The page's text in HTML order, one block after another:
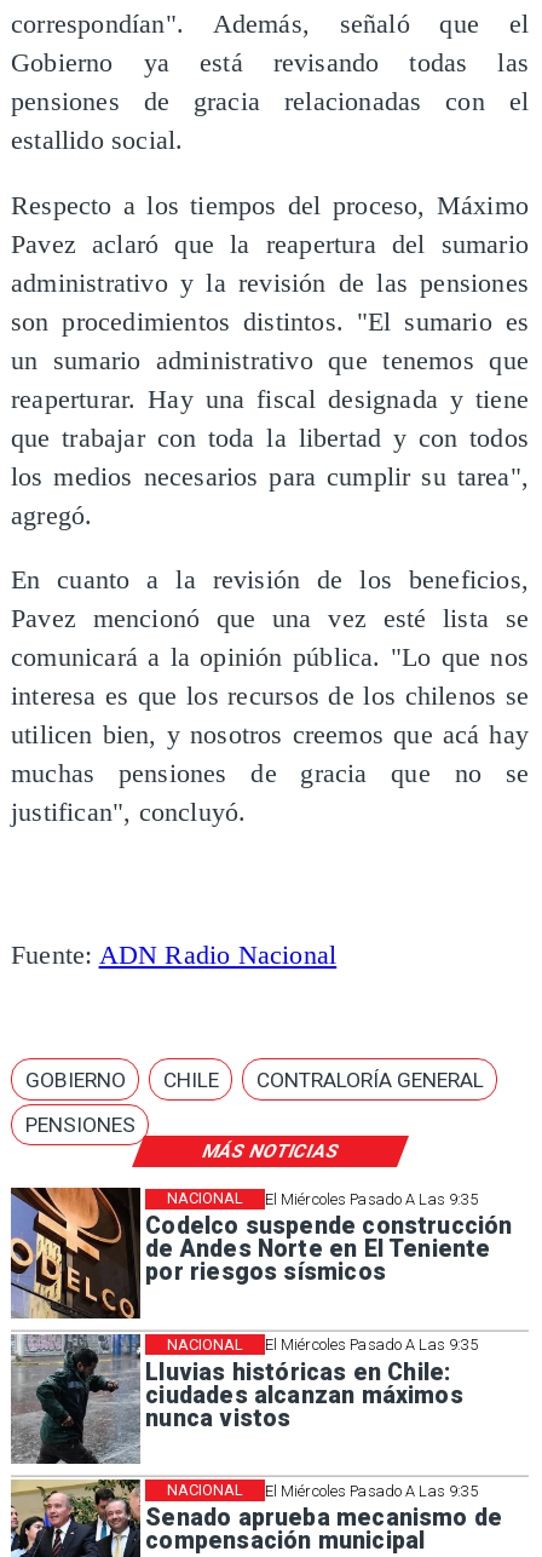
MÁS NOTICIAS
El Miércoles Pasado A Las 9:35
Codelco suspende construcción
de Andes Norte en El Teniente
por riesgos sísmicos
NACIONAL
El Miércoles Pasado A Las 9:35
Lluvias históricas en Chile:
ciudades alcanzan máximos
nunca vistos
NACIONAL
El Miércoles Pasado A Las 9:35
Senado aprueba mecanismo de
compensación municipal
NACIONAL
correspondían". Además, señaló que el
Gobierno ya está revisando todas las
pensiones de gracia relacionadas con el
estallido social.
Respecto a los tiempos del proceso, Máximo
Pavez aclaró que la reapertura del sumario
administrativo y la revisión de las pensiones
son procedimientos distintos. "El sumario es
un sumario administrativo que tenemos que
reaperturar. Hay una fiscal designada y tiene
que trabajar con toda la libertad y con todos
los medios necesarios para cumplir su tarea",
agregó.
En cuanto a la revisión de los beneficios,
Pavez mencionó que una vez esté lista se
comunicará a la opinión pública. "Lo que nos
interesa es que los recursos de los chilenos se
utilicen bien, y nosotros creemos que acá hay
muchas pensiones de gracia que no se
justifican", concluyó.
Fuente: ADN Radio Nacional
GOBIERNO CHILE
CONTRALORÍA GENERAL
PENSIONES